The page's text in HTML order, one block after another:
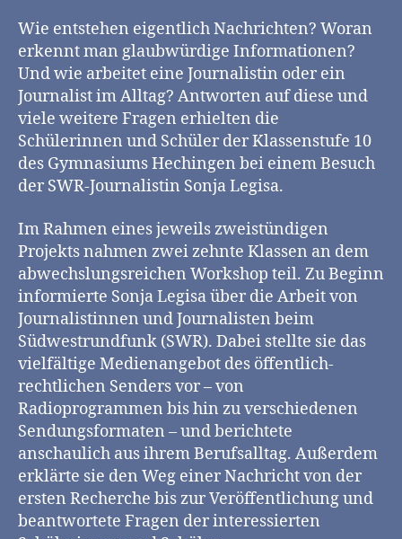
Wie entstehen eigentlich Nachrichten? Woran
erkennt man glaubwürdige Informationen?
Und wie arbeitet eine Journalistin oder ein
Journalist im Alltag? Antworten auf diese und
viele weitere Fragen erhielten die
Schülerinnen und Schüler der Klassenstufe 10
des Gymnasiums Hechingen bei einem Besuch
der SWR-Journalistin Sonja Legisa.
Im Rahmen eines jeweils zweistündigen
Projekts nahmen zwei zehnte Klassen an dem
abwechslungsreichen Workshop teil. Zu Beginn
informierte Sonja Legisa über die Arbeit von
Journalistinnen und Journalisten beim
Südwestrundfunk (SWR). Dabei stellte sie das
vielfältige Medienangebot des öffentlich-
rechtlichen Senders vor – von
Radioprogrammen bis hin zu verschiedenen
Sendungsformaten – und berichtete
anschaulich aus ihrem Berufsalltag. Außerdem
erklärte sie den Weg einer Nachricht von der
ersten Recherche bis zur Veröffentlichung und
beantwortete Fragen der interessierten